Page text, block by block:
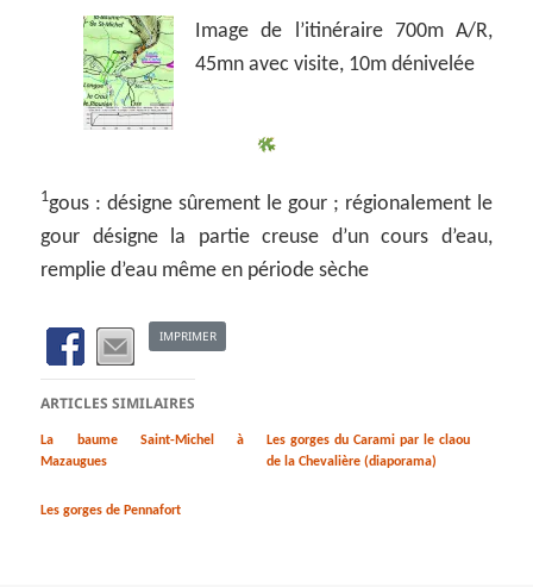
Image de l’itinéraire 700m A/R,
45mn avec visite, 10m dénivelée
1gous : désigne sûrement le gour ; régionalement le
gour désigne la partie creuse d’un cours d’eau,
remplie d’eau même en période sèche
IMPRIMER
ARTICLES SIMILAIRES
La baume Saint-Michel à
Mazaugues
Les gorges du Carami par le claou
de la Chevalière (diaporama)
Les gorges de Pennafort